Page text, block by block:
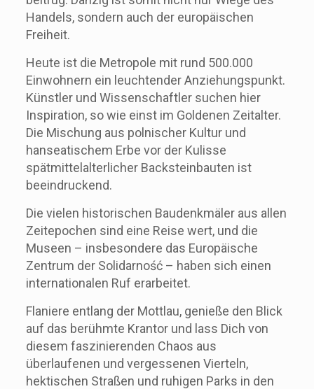
Handels, sondern auch der europäischen
Freiheit.
Heute ist die Metropole mit rund 500.000
Einwohnern ein leuchtender Anziehungspunkt.
Künstler und Wissenschaftler suchen hier
Inspiration, so wie einst im Goldenen Zeitalter.
Die Mischung aus polnischer Kultur und
hanseatischem Erbe vor der Kulisse
spätmittelalterlicher Backsteinbauten ist
beeindruckend.
Die vielen historischen Baudenkmäler aus allen
Zeitepochen sind eine Reise wert, und die
Museen – insbesondere das Europäische
Zentrum der Solidarność – haben sich einen
internationalen Ruf erarbeitet.
Flaniere entlang der Mottlau, genieße den Blick
auf das berühmte Krantor und lass Dich von
diesem faszinierenden Chaos aus
überlaufenen und vergessenen Vierteln,
hektischen Straßen und ruhigen Parks in den